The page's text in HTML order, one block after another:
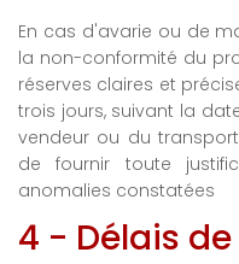
En cas d'avarie ou de
la non-conformité du
réserves claires et
trois jours, suivant la
vendeur ou du
de fournir toute
anomalies constatées
4 - Délais